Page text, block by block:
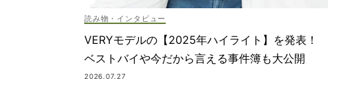
読み物・インタビュー
VERYモデルの【2025年ハイライト】を発表！
ベストバイや今だから言える事件簿も大公開
2026.07.27